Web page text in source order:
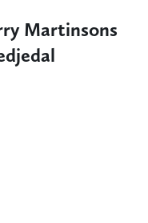
Martinsons